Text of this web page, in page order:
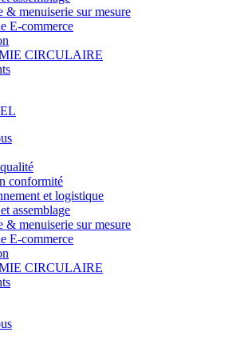
& menuiserie sur mesure
E-commerce
CIRCULAIRE
conformité
et logistique
assemblage
& menuiserie sur mesure
E-commerce
CIRCULAIRE